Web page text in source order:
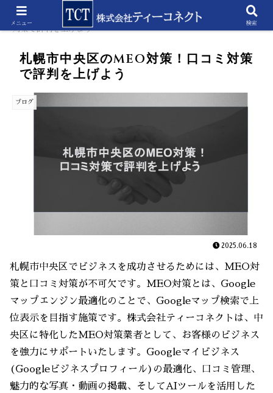
ホーム ブログ
札幌市中央区のMEO対策！口コミ
対策で評判を上げよう
札幌市中央区のMEO対策！口コミ対策
で評判を上げよう
ブログ
2025.06.18
札幌市中央区でビジネスを成功させるためには、MEO対
策と口コミ対策が不可欠です。MEO対策とは、Google
マップエンジン最適化のことで、Googleマップ検索で上
位表示を目指す施策です。株式会社ティーコネクトは、中
央区に特化したMEO対策業者として、お客様のビジネス
を強力にサポートいたします。Googleマイビジネス
(Googleビジネスプロフィール)の最適化、口コミ管理、
魅力的な写真・動画の掲載、そしてAIツールを活用した
メニュー 検索